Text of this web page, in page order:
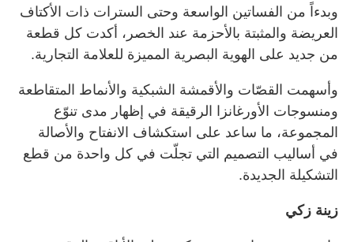
وبدءاً من الفساتين الواسعة وحتى السترات ذات الأكتاف
العريضة والمثبتة بالأحزمة عند الخصر، أكدت كل قطعة
من جديد على الهوية البصرية المميزة للعلامة التجارية.
وأسهمت القصّات والأقمشة الشبكية والأنماط المتقاطعة
ومنسوجات الأورغانزا الرقيقة في إظهار مدى تنوّع
المجموعة، ما ساعد على استكشاف الانفتاح والأصالة
في أساليب التصميم التي تجلّت في كل واحدة من قطع
التشكيلة الجديدة.
زينة زكي